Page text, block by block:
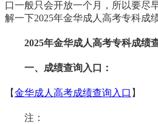
口一般只会开放一个月，所以要尽
解一下2025年金华成人高考专科成
2025年金华成人高考专科成绩
一、成绩查询入口：
【金华成人高考成绩查询入口 】
注：